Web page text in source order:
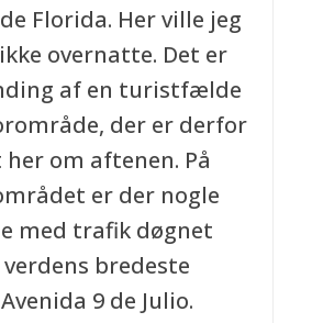
Florida. Her ville jeg
overnatte. Det er
af en turistfælde
der er derfor
om aftenen. På
er der nogle
med trafik døgnet
bredeste
9 de Julio.